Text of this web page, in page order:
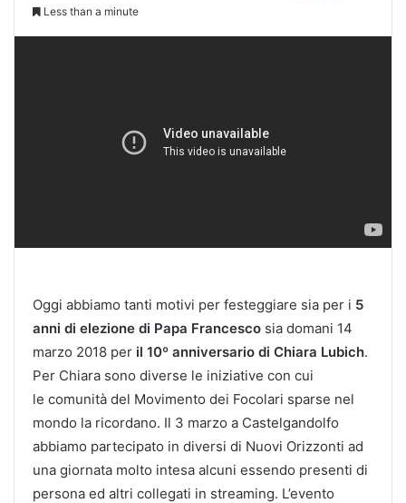
Less than a minute
Oggi abbiamo tanti motivi per festeggiare sia per i 5
anni di elezione di Papa Francesco sia domani 14
marzo 2018 per il 10º anniversario di Chiara Lubich.
Per Chiara sono diverse le iniziative con cui
le comunità del Movimento dei Focolari sparse nel
mondo la ricordano. Il 3 marzo a Castelgandolfo
abbiamo partecipato in diversi di Nuovi Orizzonti ad
una giornata molto intesa alcuni essendo presenti di
persona ed altri collegati in streaming. L’evento